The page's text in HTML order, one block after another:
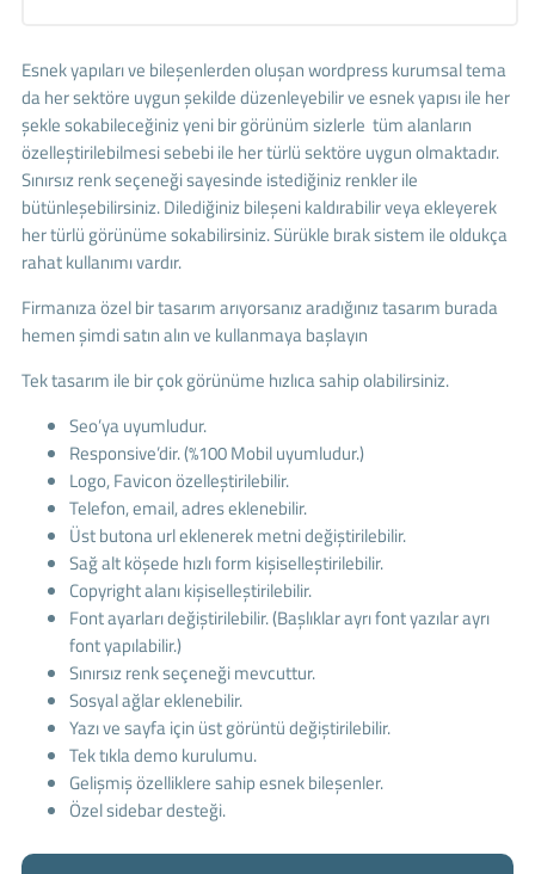
Esnek yapıları ve bileşenlerden oluşan wordpress kurumsal tema
da her sektöre uygun şekilde düzenleyebilir ve esnek yapısı ile her
şekle sokabileceğiniz yeni bir görünüm sizlerle tüm alanların
özelleştirilebilmesi sebebi ile her türlü sektöre uygun olmaktadır.
Sınırsız renk seçeneği sayesinde istediğiniz renkler ile
bütünleşebilirsiniz. Dilediğiniz bileşeni kaldırabilir veya ekleyerek
her türlü görünüme sokabilirsiniz. Sürükle bırak sistem ile oldukça
rahat kullanımı vardır.
Firmanıza özel bir tasarım arıyorsanız aradığınız tasarım burada
hemen şimdi satın alın ve kullanmaya başlayın
Tek tasarım ile bir çok görünüme hızlıca sahip olabilirsiniz.
Seo’ya uyumludur.
Responsive’dir. (%100 Mobil uyumludur.)
Logo, Favicon özelleştirilebilir.
Telefon, email, adres eklenebilir.
Üst butona url eklenerek metni değiştirilebilir.
Sağ alt köşede hızlı form kişiselleştirilebilir.
Copyright alanı kişiselleştirilebilir.
Font ayarları değiştirilebilir. (Başlıklar ayrı font yazılar ayrı
font yapılabilir.)
Sınırsız renk seçeneği mevcuttur.
Sosyal ağlar eklenebilir.
Yazı ve sayfa için üst görüntü değiştirilebilir.
Tek tıkla demo kurulumu.
Gelişmiş özelliklere sahip esnek bileşenler.
Özel sidebar desteği.